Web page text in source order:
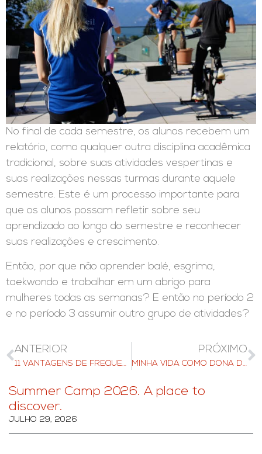
No final de cada semestre, os alunos recebem um
relatório, como qualquer outra disciplina acadêmica
tradicional, sobre suas atividades vespertinas e
suas realizações nessas turmas durante aquele
semestre. Este é um processo importante para
que os alunos possam refletir sobre seu
aprendizado ao longo do semestre e reconhecer
suas realizações e crescimento.
Então, por que não aprender balé, esgrima,
taekwondo e trabalhar em um abrigo para
mulheres todas as semanas? E então no período 2
e no período 3 assumir outro grupo de atividades?
ANTERIOR
11 VANTAGENS DE FREQUENTAR UM INTERNATO
PRÓXIMO
MINHA VIDA COMO DONA DE CASA EM BEAU SOLEIL
Summer Camp 2026. A place to
discover.
JULHO 29, 2026